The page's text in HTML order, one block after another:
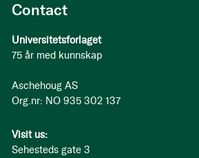
Contact
Universitetsforlaget
75 år med kunnskap
Aschehoug AS
Org.nr: NO 935 302 137
Visit us:
Sehesteds gate 3